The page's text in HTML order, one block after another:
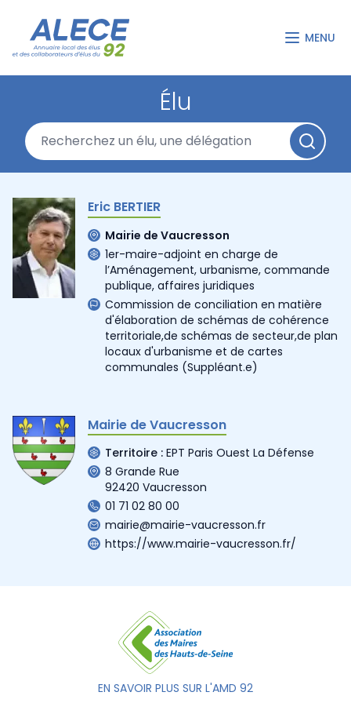
MENU
Élu
Eric BERTIER
Mairie de Vaucresson
1er-maire-adjoint en charge de
l’Aménagement, urbanisme, commande
publique, affaires juridiques
Commission de conciliation en matière
d'élaboration de schémas de cohérence
territoriale,de schémas de secteur,de plan
locaux d'urbanisme et de cartes
communales (Suppléant.e)
Mairie de Vaucresson
Territoire : EPT Paris Ouest La Défense
8 Grande Rue
92420 Vaucresson
01 71 02 80 00
mairie@mairie-vaucresson.fr
https://www.mairie-vaucresson.fr/
EN SAVOIR PLUS SUR L'AMD 92